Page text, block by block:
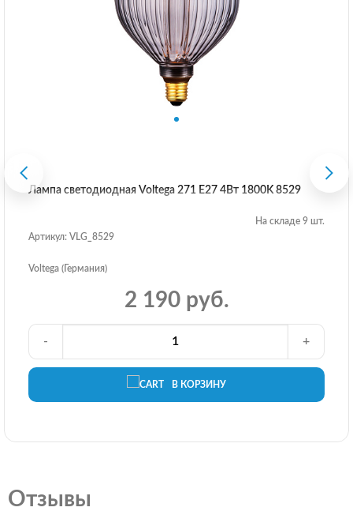
Лампа светодиодная Voltega 271 E27 4Вт 1800K 8529
На складе 9 шт.
Артикул: VLG_8529
Voltega (Германия)
2 190 руб.
В КОРЗИНУ
- +
Отзывы